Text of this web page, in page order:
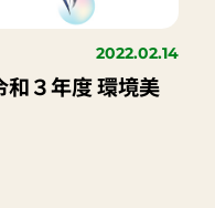
2022.02.14
和３年度 環境美